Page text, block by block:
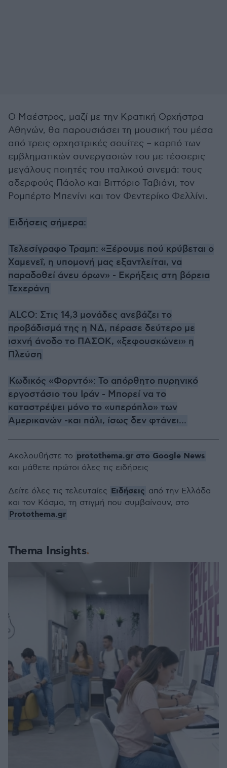
Ο Μαέστρος, μαζί με την Κρατική Ορχήστρα
Αθηνών, θα παρουσιάσει τη μουσική του μέσα
από τρεις ορχηστρικές σουίτες – καρπό των
εμβληματικών συνεργασιών του με τέσσερις
μεγάλους ποιητές του ιταλικού σινεμά: τους
αδερφούς Πάολο και Βιττόριο Ταβιάνι, τον
Ρομπέρτο Μπενίνι και τον Φεντερίκο Φελλίνι.
Ειδήσεις σήμερα:
Τελεσίγραφο Τραμπ: «Ξέρουμε πού κρύβεται ο
Χαμενεΐ, η υπομονή μας εξαντλείται, να
παραδοθεί άνευ όρων» - Εκρήξεις στη βόρεια
Τεχεράνη
ALCO: Στις 14,3 μονάδες ανεβάζει το
προβάδισμά της η ΝΔ, πέρασε δεύτερο με
ισχνή άνοδο το ΠΑΣΟΚ, «ξεφουσκώνει» η
Πλεύση
Κωδικός «Φορντό»: Το απόρθητο πυρηνικό
εργοστάσιο του Ιράν - Μπορεί να το
καταστρέψει μόνο το «υπερόπλο» των
Αμερικανών -και πάλι, ίσως δεν φτάνει...
Thema Insights
Ακολουθήστε το protothema.gr στο Google News
και μάθετε πρώτοι όλες τις ειδήσεις
Δείτε όλες τις τελευταίες Ειδήσεις από την Ελλάδα
και τον Κόσμο, τη στιγμή που συμβαίνουν, στο
Protothema.gr